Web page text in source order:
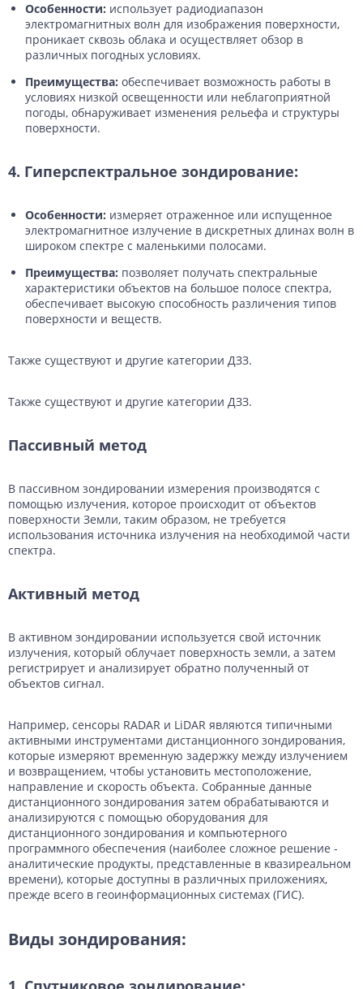
Особенности: использует радиодиапазон
электромагнитных волн для изображения поверхности,
проникает сквозь облака и осуществляет обзор в
различных погодных условиях.
Преимущества: обеспечивает возможность работы в
условиях низкой освещенности или неблагоприятной
погоды, обнаруживает изменения рельефа и структуры
поверхности.
4. Гиперспектральное зондирование:
Особенности: измеряет отраженное или испущенное
электромагнитное излучение в дискретных длинах волн в
широком спектре с маленькими полосами.
Преимущества: позволяет получать спектральные
характеристики объектов на большое полосе спектра,
обеспечивает высокую способность различения типов
поверхности и веществ.
Также существуют и другие категории ДЗЗ.
Также существуют и другие категории ДЗЗ.
Пассивный метод
B пассивном зондировании измерения производятся с
помощью излучения, которое происходит от объектов
поверхности Земли, таким образом, не требуется
использования источника излучения на необходимой части
спектра.
Активный метод
B активном зондировании используется свой источник
излучения, который облучает поверхность земли, а затем
регистрирует и анализирует обратно полученный от
объектов сигнал.
Например, сенсоры RADAR и LiDAR являются типичными
активными инструментами дистанционного зондирования,
которые измеряют временную задержку между излучением
и возвращением, чтобы установить местоположение,
направление и скорость объекта. Собранные данные
дистанционного зондирования затем обрабатываются и
анализируются с помощью оборудования для
дистанционного зондирования и компьютерного
программного обеспечения (наиболее сложное решение -
аналитические продукты, представленные в квазиреальном
времени), которые доступны в различных приложениях,
прежде всего в геоинформационных системах (ГИС).
Виды зондирования: